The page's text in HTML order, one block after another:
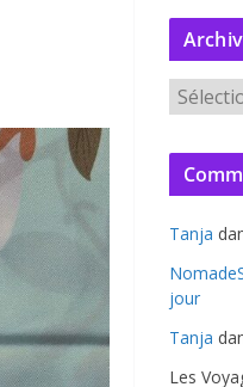
r
c
v
e
s
Tanja
jour
Tanja
Les